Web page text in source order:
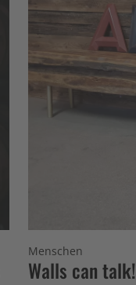
Menschen
Walls can talk!